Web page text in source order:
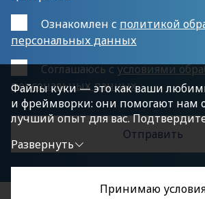
Ознакомлен с политикой
персональных данных
Cоглашаюсь сусловиями
персональных данных
Файлы куки — это как ваши
и фреймворки: они помогают нам
лучший опыт для вас. Подтвердите
политикой конфиденциальности,
«Принимаю условия», чтобы
Развернуть
Принимаю